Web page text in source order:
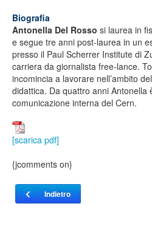
Biografia
Antonella Del Rosso si laurea in
e segue tre anni post-laurea in un
presso il Paul Scherrer Institute di
carriera da giornalista free-lance.
incomincia a lavorare nell’ambito
didattica. Da quattro anni Antonella
comunicazione interna del Cern.
[scarica pdf]
{jcomments on}
Articolo precedente: Grande come il
Indietro